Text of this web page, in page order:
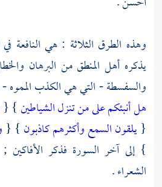
وهذه الطرق الثلاثة : هي النافعة
يذكره أهل المنطق من البرهان
والسفسطة - التي هي الكذب المموه
هل أنبئكم على من تنزل الشياطين} {
{يلقون السمع وأكثرهم كاذبون } {
} إلى آخر السورة فذكر
الشعراء .